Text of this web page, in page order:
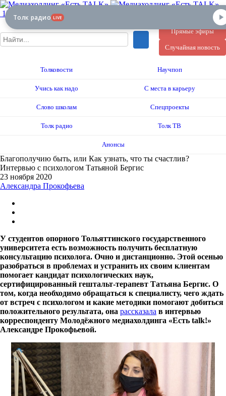
12+
Прямые эфиры
Случайная новость
Толковости Научпоп
Учись как надо С места в карьеру
Слово школам Спецпроекты
Толк радио Толк ТВ
Анонсы
Благополучию быть, или Как узнать, что ты счастлив?
Интервью с психологом Татьяной Бергис
23 ноября 2020
Александра Прокофьева
У студентов опорного Тольяттинского государственного
университета есть возможность получить бесплатную
консультацию психолога. Очно и дистанционно. Этой осенью
разобраться в проблемах и устранить их своим клиентам
помогает кандидат психологических наук,
сертифицированный гештальт-терапевт Татьяна Бергис. О
том, когда необходимо обращаться к специалисту, чего ждать
от встреч с психологом и какие методики помогают добиться
положительного результата, она рассказала в интервью
корреспонденту Молодёжного медиахолдинга «Есть talk!»
Александре Прокофьевой.
Толк радио LIVE